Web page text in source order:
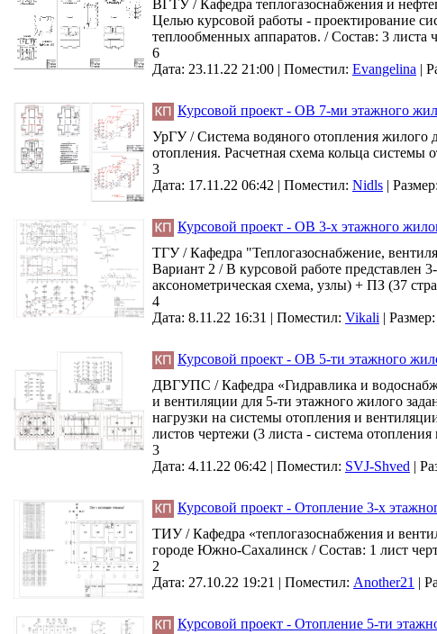
ВГТУ / Кафедра теплогазоснабжения и
Целью курсовой работы - проектирование
теплообменных аппаратов. / Состав: 3
6
Дата: 23.11.22 21:00 | Поместил: Evangelina |
Курсовой проект - ОВ 7-ми этажного
УрГУ / Система водяного отопления жилого
отопления. Расчетная схема кольца
3
Дата: 17.11.22 06:42 | Поместил: Nidls |
Курсовой проект - ОВ 3-х этажного
ТГУ / Кафедра "Теплогазоснабжение,
Вариант 2 / В курсовой работе представлен
аксонометрическая схема, узлы) + ПЗ (37
4
Дата: 8.11.22 16:31 | Поместил: Vikali |
Курсовой проект - ОВ 5-ти этажного
ДВГУПС / Кафедра «Гидравлика и
и вентиляции для 5-ти этажного жилого
нагрузки на системы отопления и
листов чертежи (3 листа - система
3
Дата: 4.11.22 06:42 | Поместил: SVJ-Shved |
Курсовой проект - Отопление 3-х
ТИУ / Кафедра «теплогазоснабжения и
городе Южно-Сахалинск / Состав: 1 лист
2
Дата: 27.10.22 19:21 | Поместил: Another21 |
Курсовой проект - Отопление 5-ти